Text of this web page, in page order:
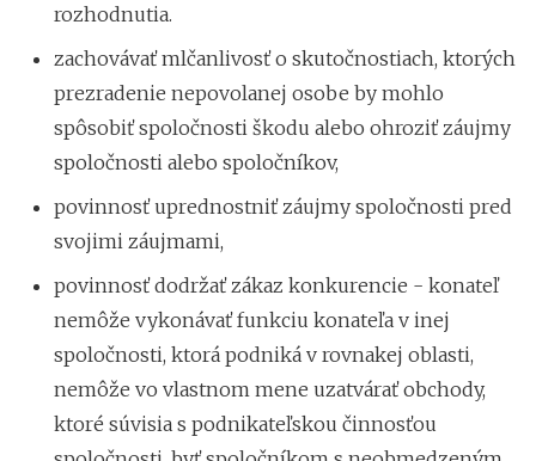
rozhodnutia.
zachovávať mlčanlivosť o skutočnostiach, ktorých
prezradenie nepovolanej osobe by mohlo
spôsobiť spoločnosti škodu alebo ohroziť záujmy
spoločnosti alebo spoločníkov,
povinnosť uprednostniť záujmy spoločnosti pred
svojimi záujmami,
povinnosť dodržať zákaz konkurencie - konateľ
nemôže vykonávať funkciu konateľa v inej
spoločnosti, ktorá podniká v rovnakej oblasti,
nemôže vo vlastnom mene uzatvárať obchody,
ktoré súvisia s podnikateľskou činnosťou